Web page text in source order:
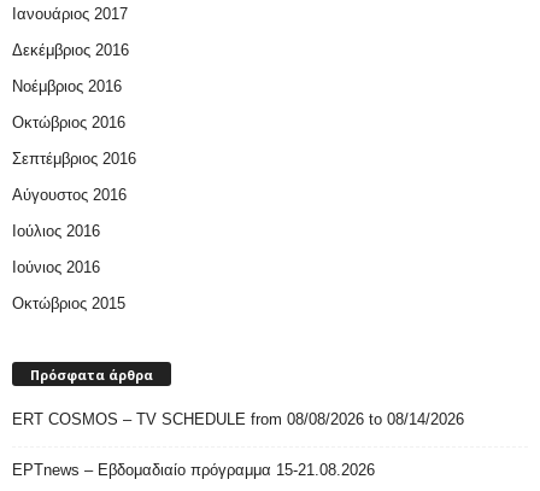
Ιανουάριος 2017
Δεκέμβριος 2016
Νοέμβριος 2016
Οκτώβριος 2016
Σεπτέμβριος 2016
Αύγουστος 2016
Ιούλιος 2016
Ιούνιος 2016
Οκτώβριος 2015
Πρόσφατα άρθρα
ERT COSMOS – TV SCHEDULE from 08/08/2026 to 08/14/2026
ΕΡΤnews – Εβδομαδιαίο πρόγραμμα 15-21.08.2026